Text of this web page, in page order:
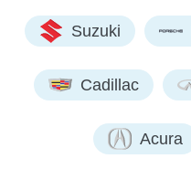
Suzuki
Cadillac
Acura